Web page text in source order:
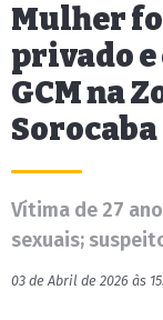
Mulher
privado e
GCM na
Sorocaba
Vítima de 27
sexuais;
03 de Abril de 2026 às